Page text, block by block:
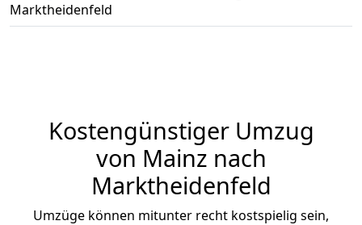
Marktheidenfeld
Kostengünstiger Umzug
von Mainz nach
Marktheidenfeld
Umzüge können mitunter recht kostspielig sein,